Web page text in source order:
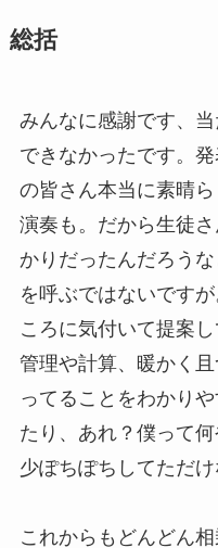
総括
みんなに感謝です、
できなかったです。
の皆さん本当に素晴
演奏も。だから生徒
かりだったんだろう
を呼ぶではないです
ころに気付いて提案
管理や計算、暖かく
ってることをわかり
たり、あれ？僕って
少ぽちぽちしてただ
これからもどんどん